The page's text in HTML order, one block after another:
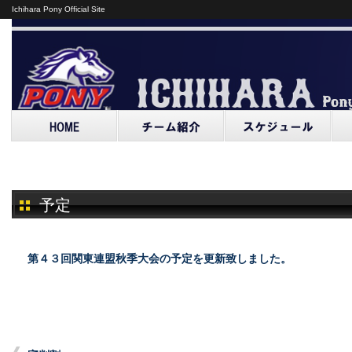
Ichihara Pony Official Site
予定
第４３回関東連盟秋季大会の予定を更新致しました。